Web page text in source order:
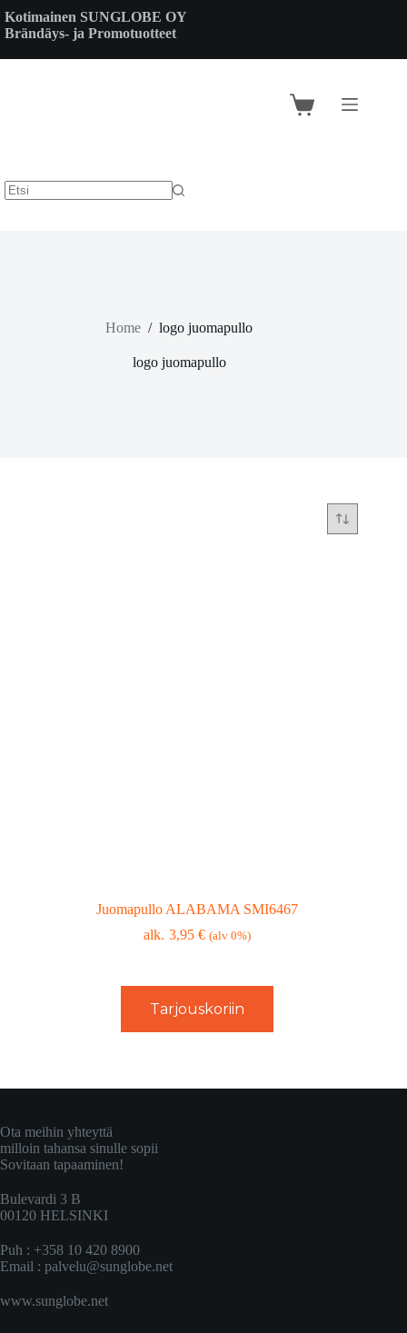
to
content
Kotimainen SUNGLOBE OY
Brändäys- ja Promotuotteet
Shopping
Home / logo juomapullo
logo juomapullo
Juomapullo ALABAMA SMI6467
3,95€ (alv 0%)
Tarjouskoriin
Ota meihin yhteyttä
milloin tahansa sinulle sopii
Sovitaan tapaaminen!
Bulevardi 3 B
00120 HELSINKI
Puh : +358 10 420 8900
Email : palvelu@sunglobe.net
www.sunglobe.net